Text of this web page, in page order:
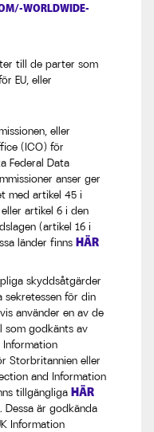
WORLDWIDE-
till de parter som
EU, eller
eller
(ICO) för
Federal Data
anser ger
med artikel 45 i
eller artikel 6 i den
(artikel 16 i
länder finns HÄR
skyddsåtgärder
för din
använder en av de
som godkänts av
Information
Storbritannien eller
and Information
tillgängliga HÄR
Dessa är godkända
Information